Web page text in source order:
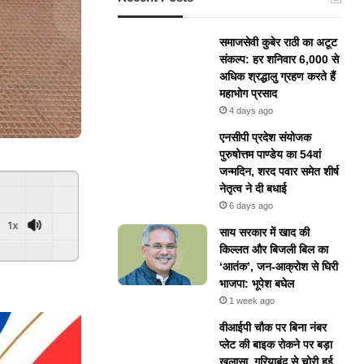
1x
समाजसेवी कुबेर राठी का अटूट
संकल्प: हर शनिवार 6,000 से
अधिक श्रद्धालु ग्रहण करते हैं
महाभोग प्रसाद
4 days ago
एनसीपी प्रदेश संयोजक
पुरुषोत्तम पाण्डेय का 54वां
जन्मदिन, शरद पवार समेत शीर्ष
नेतृत्व ने दी बधाई
6 days ago
​साय सरकार में खाद की
किल्लत और बिजली बिल का
‘आतंक’, जन-आक्रोश से घिरी
भाजपा: भूपेश बघेल
1 week ago
वीआईपी चौक पर बिना नंबर
प्लेट की बाइक रोकने पर बड़ा
खुलासा, गरियाबंद से चोरी हुई